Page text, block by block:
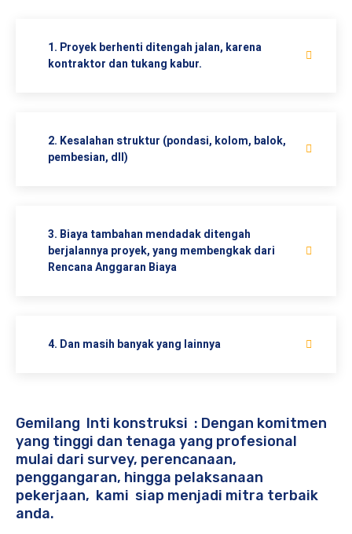
1. Proyek berhenti ditengah jalan, karena
kontraktor dan tukang kabur.
2. Kesalahan struktur (pondasi, kolom, balok,
pembesian, dll)
3. Biaya tambahan mendadak ditengah
berjalannya proyek, yang membengkak dari
Rencana Anggaran Biaya
4. Dan masih banyak yang lainnya
Gemilang Inti konstruksi : Dengan komitmen
yang tinggi dan tenaga yang profesional
mulai dari survey, perencanaan,
penggangaran, hingga pelaksanaan
pekerjaan, kami siap menjadi mitra terbaik
anda.